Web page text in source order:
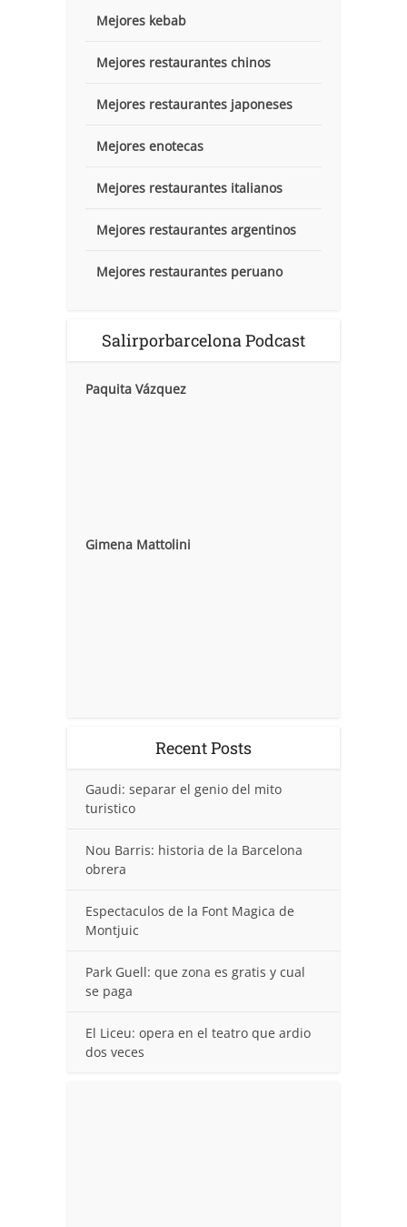
Mejores kebab
Mejores restaurantes chinos
Mejores restaurantes japoneses
Mejores enotecas
Mejores restaurantes italianos
Mejores restaurantes argentinos
Mejores restaurantes peruano
Salirporbarcelona Podcast
Paquita Vázquez
Gimena Mattolini
Recent Posts
Gaudi: separar el genio del mito
turistico
Nou Barris: historia de la Barcelona
obrera
Espectaculos de la Font Magica de
Montjuic
Park Guell: que zona es gratis y cual
se paga
El Liceu: opera en el teatro que ardio
dos veces